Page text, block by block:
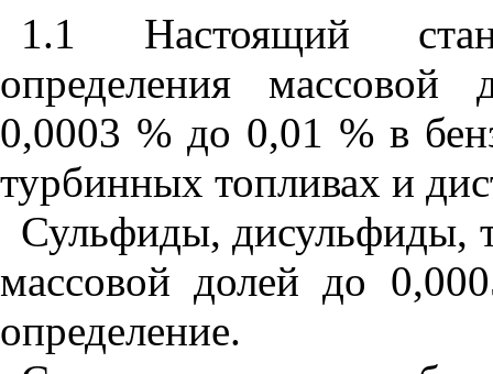
1.1 Настоящий
определения
0,0003 % до 0,01 % в
турбинных топливах и
Сульфиды, дисульфиды,
массовой долей до
определение.